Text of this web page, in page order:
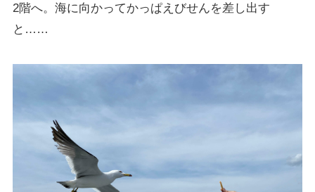
2階へ。海に向かってかっぱえびせんを差し出す
と……